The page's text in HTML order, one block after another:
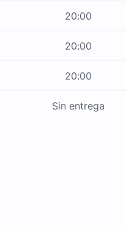
20:00
20:00
20:00
Sin entrega